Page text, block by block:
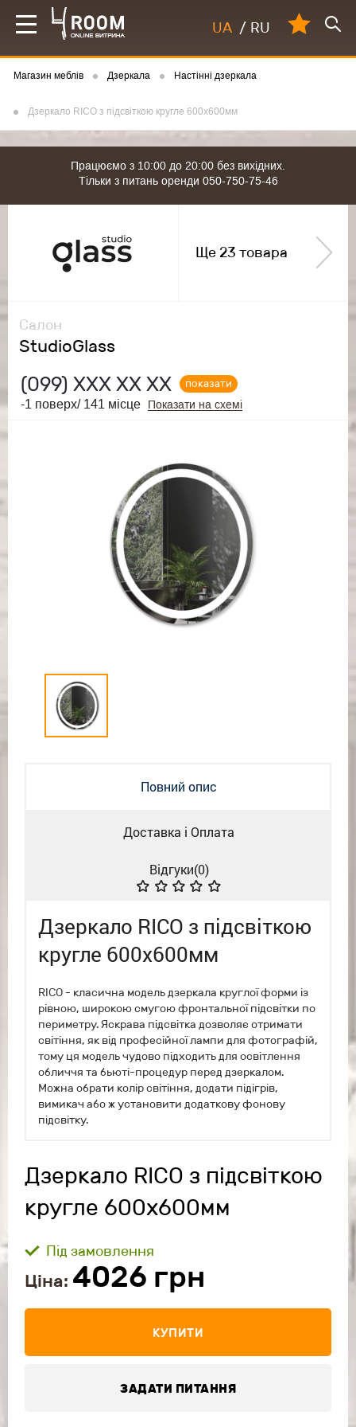
UA / RU
Магазин меблів Дзеркала Настінні дзеркала
Дзеркало RICO з підсвіткою кругле 600x600мм
Працюємо з 10:00 до 20:00 без вихідних.
Тільки з питань оренди 050-750-75-46
Салон
StudioGlass
(099) ХХХ ХХ ХХ
показати
-1 поверх/ 141 місце
Показати на схемі
Ще 23 товара
Повний опис
Доставка і Оплата
Відгуки(0)
Дзеркало RICO з підсвіткою
кругле 600x600мм
RICO - класична модель дзеркала круглої форми із
рівною, широкою смугою фронтальної підсвітки по
периметру. Яскрава підсвітка дозволяє отримати
світіння, як від професійної лампи для фотографій,
тому ця модель чудово підходить для освітлення
обличчя та бьюті-процедур перед дзеркалом.
Можна обрати колір світіння, додати підігрів,
вимикач або ж установити додаткову фонову
підсвітку.
Дзеркало RICO з підсвіткою
кругле 600x600мм
Під замовлення
Ціна: 4026 грн
КУПИТИ
ЗАДАТИ ПИТАННЯ